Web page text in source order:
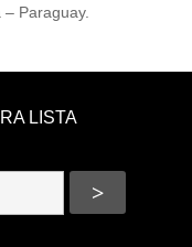
Paraguay.
LISTA